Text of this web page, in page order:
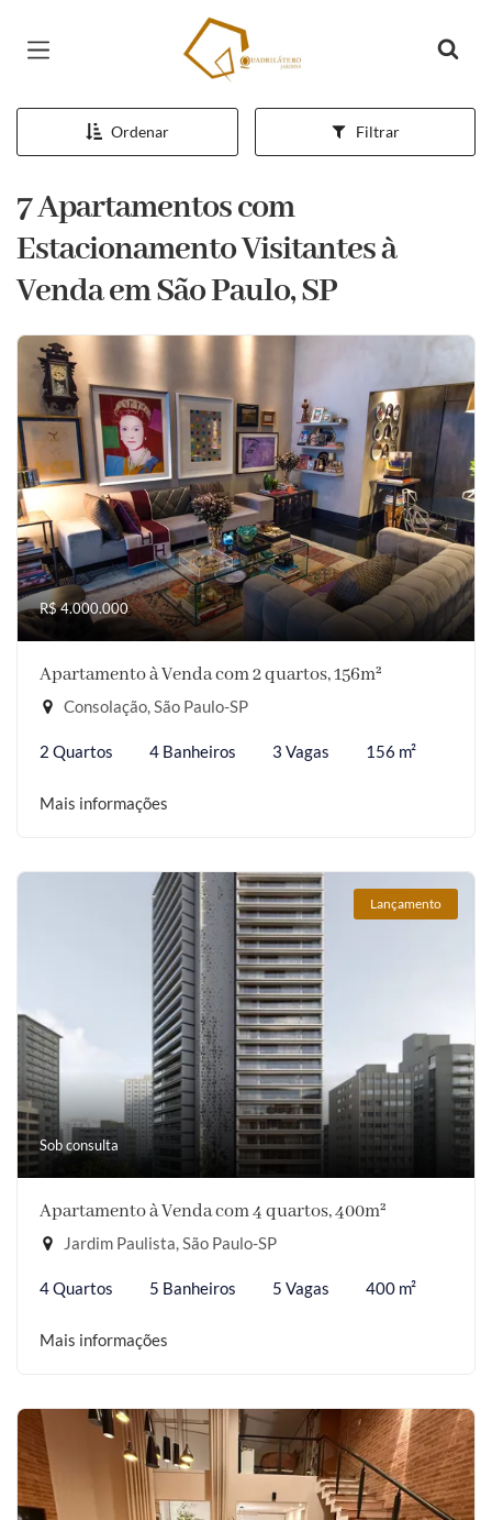
Página inicial
Ordenar Filtrar
7 Apartamentos com
Estacionamento Visitantes à
Venda em São Paulo, SP
R$ 4.000.000
Apartamento à Venda com 2 quartos, 156m²
Consolação, São Paulo-SP
2 Quartos 4 Banheiros 3 Vagas 156 m²
Mais informações
Lançamento
Sob consulta
Apartamento à Venda com 4 quartos, 400m²
Jardim Paulista, São Paulo-SP
4 Quartos 5 Banheiros 5 Vagas 400 m²
Mais informações